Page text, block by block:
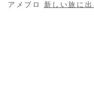
アメブロ 新しい旅に